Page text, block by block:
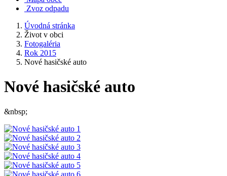
Zvoz odpadu
Úvodná stránka
Život v obci
Fotogaléria
Rok 2015
Nové hasičské auto
Nové hasičské auto
&nbsp;